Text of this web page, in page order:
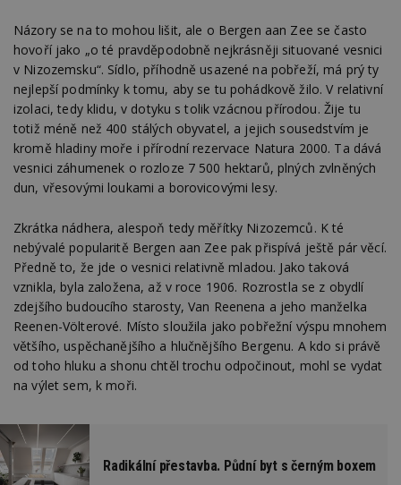
Názory se na to mohou lišit, ale o Bergen aan Zee se často
hovoří jako „o té pravděpodobně nejkrásněji situované vesnici
v Nizozemsku“. Sídlo, příhodně usazené na pobřeží, má prý ty
nejlepší podmínky k tomu, aby se tu pohádkově žilo. V relativní
izolaci, tedy klidu, v dotyku s tolik vzácnou přírodou. Žije tu
totiž méně než 400 stálých obyvatel, a jejich sousedstvím je
kromě hladiny moře i přírodní rezervace Natura 2000. Ta dává
vesnici záhumenek o rozloze 7 500 hektarů, plných zvlněných
dun, vřesovými loukami a borovicovými lesy.
Zkrátka nádhera, alespoň tedy měřítky Nizozemců. K té
nebývalé popularitě Bergen aan Zee pak přispívá ještě pár věcí.
Předně to, že jde o vesnici relativně mladou. Jako taková
vznikla, byla založena, až v roce 1906. Rozrostla se z obydlí
zdejšího budoucího starosty, Van Reenena a jeho manželka
Reenen-Völterové. Místo sloužila jako pobřežní výspu mnohem
většího, uspěchanějšího a hlučnějšího Bergenu. A kdo si právě
od toho hluku a shonu chtěl trochu odpočinout, mohl se vydat
na výlet sem, k moři.
Radikální přestavba. Půdní byt s černým boxem